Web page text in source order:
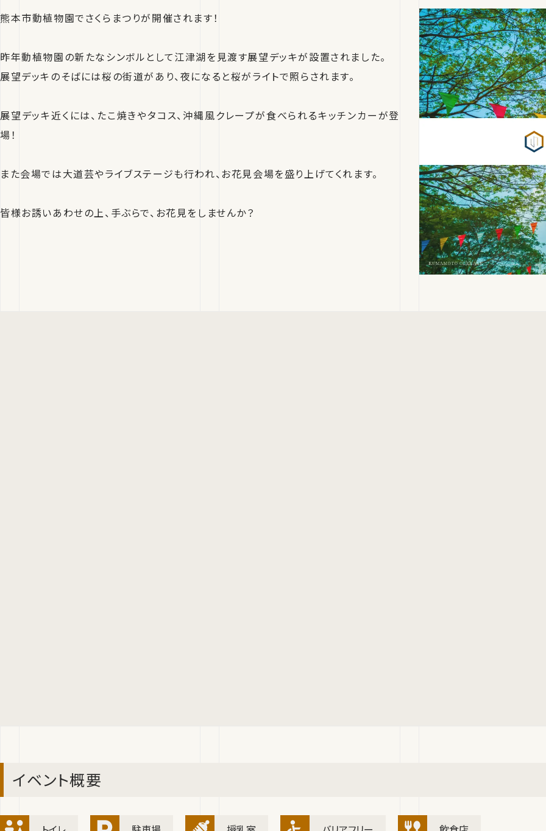
熊本市動植物園でさくらまつりが開催されます！
昨年動植物園の新たなシンボルとして江津湖を見渡す展望デッキが設置されました。
展望デッキのそばには桜の街道があり、夜になると桜がライトで照らされます。
展望デッキ近くには、たこ焼きやタコス、沖縄風クレープが食べられるキッチンカーが登
場！
また会場では大道芸やライブステージも行われ、お花見会場を盛り上げてくれます。
皆様お誘いあわせの上、手ぶらで、お花見をしませんか？
イベント概要